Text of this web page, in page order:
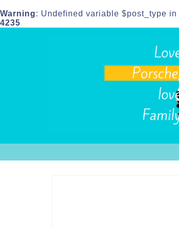
Warning: Undefined variable $post_type in
4235